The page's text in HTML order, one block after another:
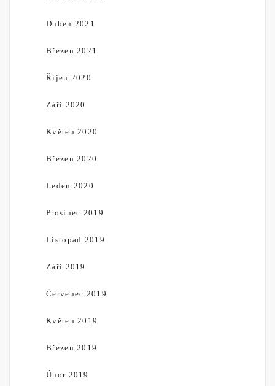
Duben 2021
Březen 2021
Říjen 2020
Září 2020
Květen 2020
Březen 2020
Leden 2020
Prosinec 2019
Listopad 2019
Září 2019
Červenec 2019
Květen 2019
Březen 2019
Únor 2019